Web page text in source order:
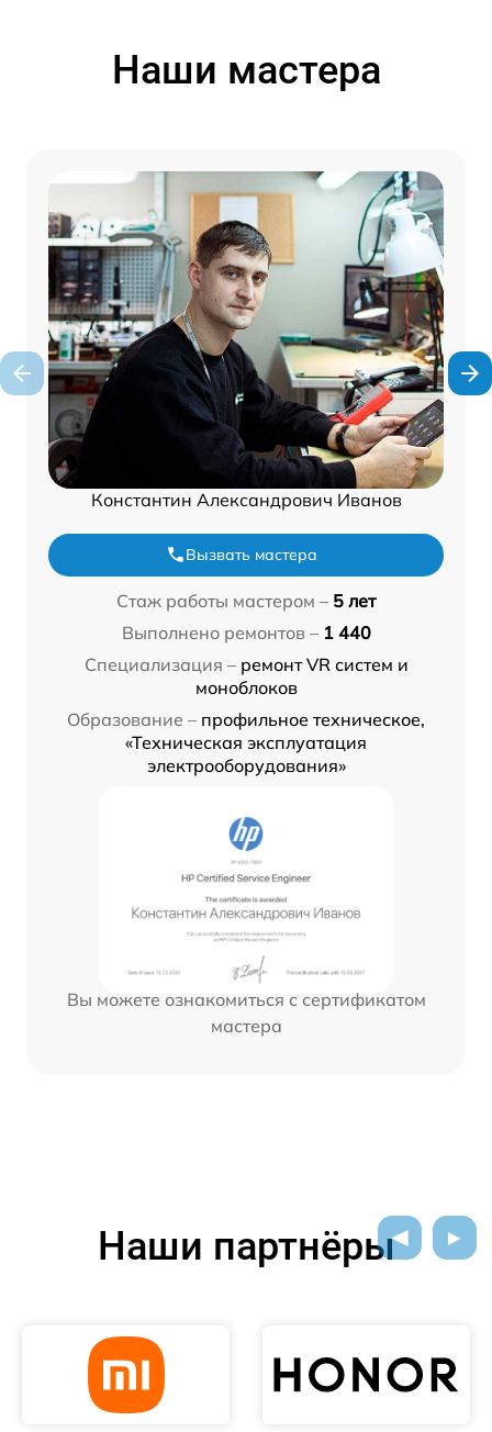
Наши мастера
Константин Александрович Иванов
Вызвать мастера
Стаж работы мастером – 5 лет
Выполнено ремонтов – 1 440
Специализация – ремонт VR систем и
моноблоков
Образование – профильное техническое,
«Техническая эксплуатация
электрооборудования»
Вы можете ознакомиться с сертификатом
мастера
Наши партнёры